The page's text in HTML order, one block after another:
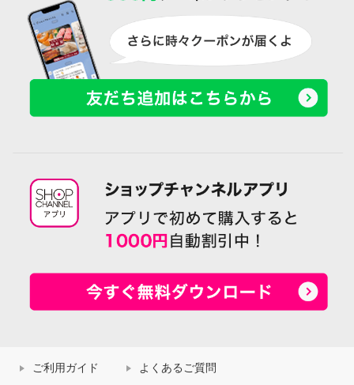
ご利用ガイド よくあるご質問